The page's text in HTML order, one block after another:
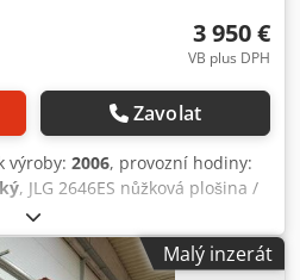
3 950 €
VB plus DPH
Zavolat
výroby: 2006, provozní hodiny:
, JLG 2646ES nůžková plošina /
vozík, pracovní výška 10 m,
2006. Video lze zaslat přes
webové stránky. Ceny jsou
Malý inzerát